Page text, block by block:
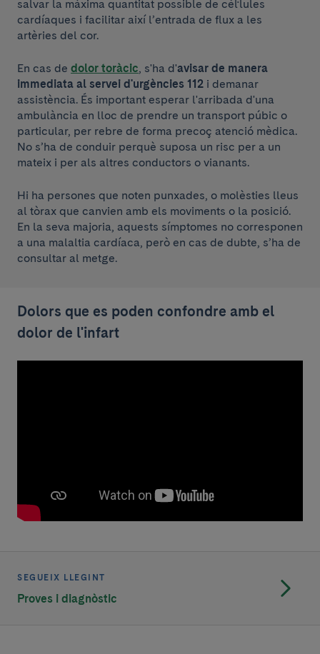
salvar la màxima quantitat possible de cèl·lules
cardíaques i facilitar així l’entrada de flux a les
artèries del cor.
En cas de dolor toràcic, s'ha d'avisar de manera
immediata al servei d'urgències 112 i demanar
assistència. És important esperar l'arribada d'una
ambulància en lloc de prendre un transport púbic o
particular, per rebre de forma precoç atenció mèdica.
No s’ha de conduir perquè suposa un risc per a un
mateix i per als altres conductors o vianants.
Hi ha persones que noten punxades, o molèsties lleus
al tòrax que canvien amb els moviments o la posició.
En la seva majoria, aquests símptomes no corresponen
a una malaltia cardíaca, però en cas de dubte, s’ha de
consultar al metge.
Dolors que es poden confondre amb el
dolor de l'infart
SEGUEIX LLEGINT
Proves i diagnòstic